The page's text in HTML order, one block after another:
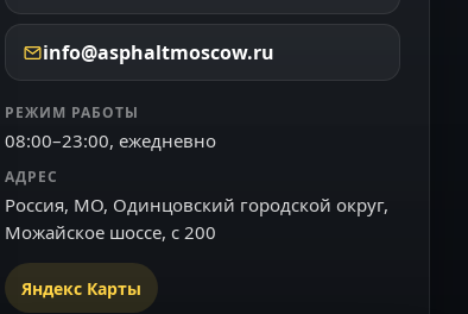
info@asphaltmoscow.ru
РЕЖИМ РАБОТЫ
08:00–23:00, ежедневно
АДРЕС
Россия, МО, Одинцовский городской округ,
Можайское шоссе, с 200
Яндекс Карты